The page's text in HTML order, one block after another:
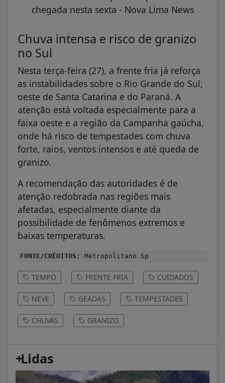
Chuva intensa e risco de granizo
no Sul
Nesta terça-feira (27), a frente fria já reforça
as instabilidades sobre o Rio Grande do Sul,
oeste de Santa Catarina e do Paraná. A
atenção está voltada especialmente para a
faixa oeste e a região da Campanha gaúcha,
onde há risco de tempestades com chuva
forte, raios, ventos intensos e até queda de
granizo.
A recomendação das autoridades é de
atenção redobrada nas regiões mais
afetadas, especialmente diante da
possibilidade de fenômenos extremos e
baixas temperaturas.
FONTE/CRÉDITOS: Metropolitano Sp
TEMPO FRENTE FRIA CUIDADOS
NEVE GEADAS TEMPESTADES
CHUVAS GRANIZO
+
Lidas